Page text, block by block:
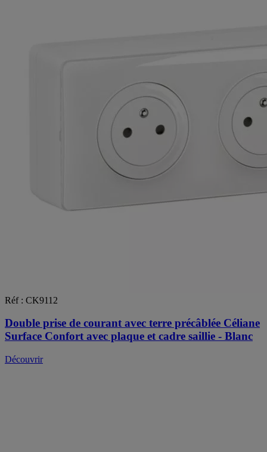
Réf : CK9112
Double prise de courant avec terre précâblée Céliane
Surface Confort avec plaque et cadre saillie - Blanc
Découvrir